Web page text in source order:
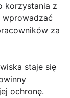
korzystania z
za
staje się
ochronę.